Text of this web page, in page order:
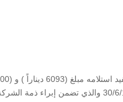
منذ التحاقة لدى الجهة المدعى عليها في 9/1/1970 وحتى تاريخ